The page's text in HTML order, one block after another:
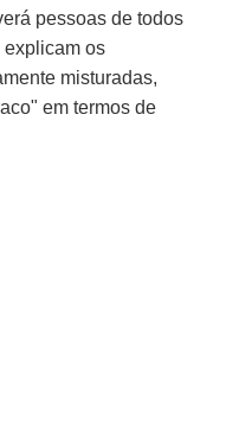
pessoas de todos
explicam os
misturadas,
em termos de